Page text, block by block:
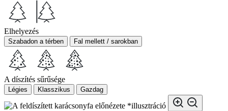
Elhelyezés
Szabadon a térben Fal mellett / sarokban
A díszítés sűrűsége
Légies Klasszikus Gazdag
*illusztráció